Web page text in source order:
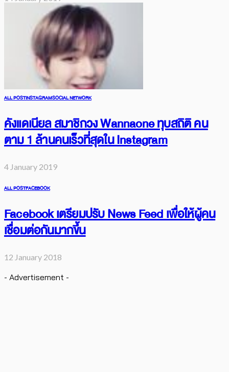
ALL POSTINSTAGRAMSOCIAL NETWORK
คังแดเนียล สมาชิกวง Wannaone ทุบสถิติ คน
ตาม 1 ล้านคนเร็วที่สุดใน Instagram
4 January 2019
ALL POSTFACEBOOK
Facebook เตรียมปรับ News Feed เพื่อให้ผู้คน
เชื่อมต่อกันมากขึ้น
12 January 2018
- Advertisement -